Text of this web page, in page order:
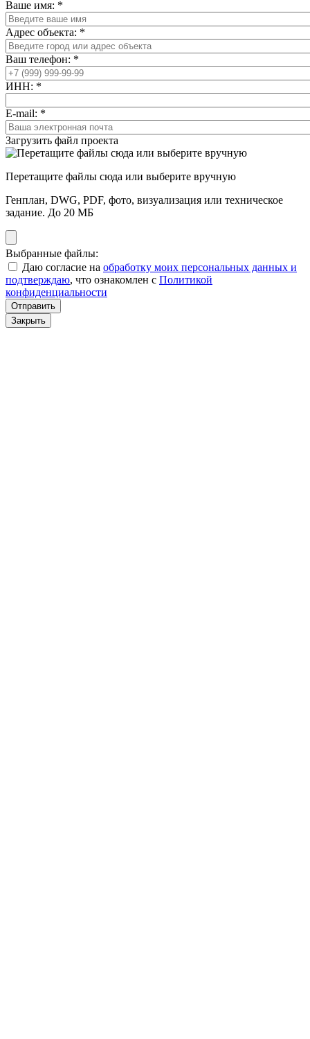
Ваше имя: *
Адрес объекта: *
Ваш телефон: *
ИНН: *
E-mail: *
Загрузить файл проекта
Перетащите файлы сюда или выберите вручную
Генплан, DWG, PDF, фото, визуализация или техническое
задание. До 20 МБ
Выбранные файлы:
Даю согласие на обработку моих персональных данных и
подтверждаю, что ознакомлен с Политикой
конфиденциальности
Отправить
Закрыть